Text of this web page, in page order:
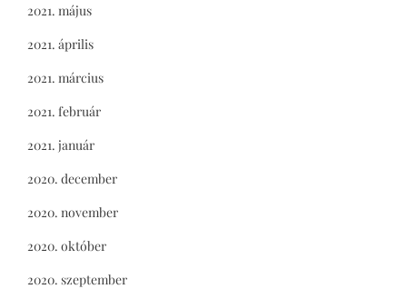
2021. május
2021. április
2021. március
2021. február
2021. január
2020. december
2020. november
2020. október
2020. szeptember